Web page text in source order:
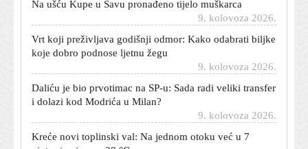
9. kolovoza 2026.
Vrt koji preživljava godišnji odmor: Kako odabrati biljke
koje dobro podnose ljetnu žegu
Daliću je bio prvotimac na SP-u: Sada radi veliki transfer
i dolazi kod Modrića u Milan?
Kreće novi toplinski val: Na jednom otoku već u 7
ujutro izmjereno 28 °C